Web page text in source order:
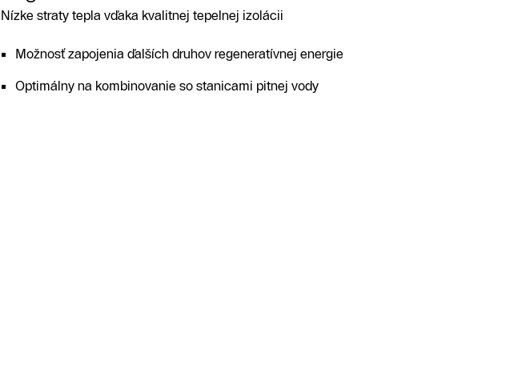
Nízke straty tepla vďaka kvalitnej tepelnej izolácii
Možnosť zapojenia ďalších druhov regeneratívnej energie
Optimálny na kombinovanie so stanicami pitnej vody